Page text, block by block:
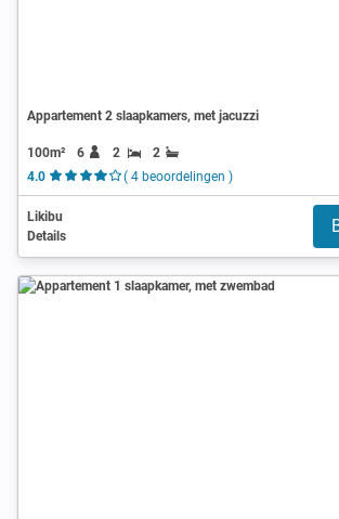
Appartement 2 slaapkamers, met jacuzzi
100m² 6 2
2
4.0
( 4 beoordelingen )
Likibu
Details